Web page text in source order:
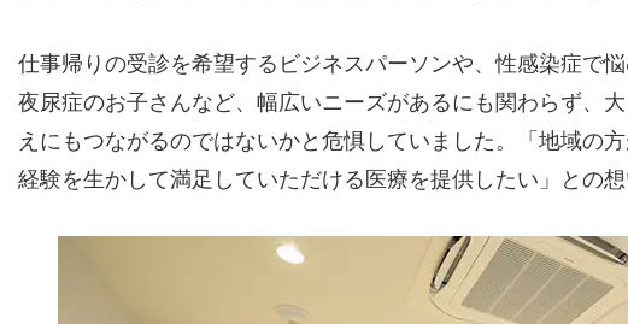
仕事帰りの受診を希望するビジネスパーソンや、性感染症で
夜尿症のお子さんなど、幅広いニーズがあるにも関わらず、
えにもつながるのではないかと危惧していました。「地域の
経験を生かして満足していただける医療を提供したい」との想